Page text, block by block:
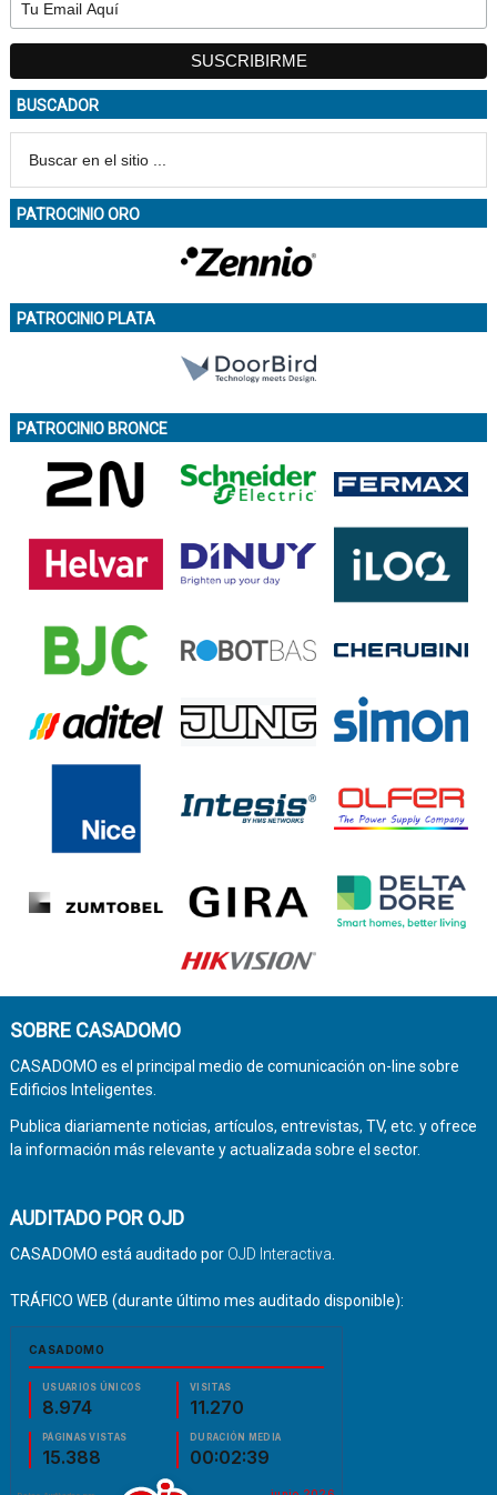
BUSCADOR
PATROCINIO ORO
PATROCINIO PLATA
PATROCINIO BRONCE
SOBRE CASADOMO
CASADOMO es el principal medio de comunicación on-line sobre
Edificios Inteligentes.
Publica diariamente noticias, artículos, entrevistas, TV, etc. y ofrece
la información más relevante y actualizada sobre el sector.
AUDITADO POR OJD
CASADOMO está auditado por OJD Interactiva
TRÁFICO WEB (durante último mes auditado disponible):